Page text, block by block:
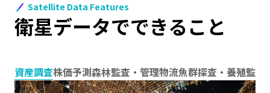
Satellite Data Features
衛星データでできること
資産調査株価予測森林監査・管理物流魚群探査・養殖監視